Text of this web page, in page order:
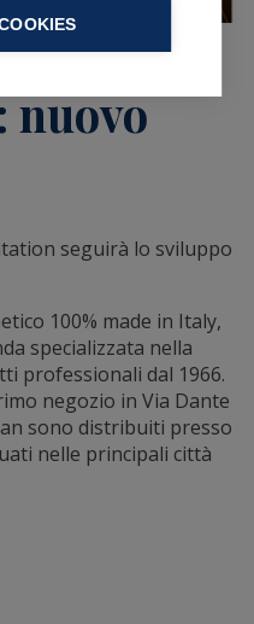
nuovo
seguirà lo sviluppo
100% made in Italy,
specializzata nella
professionali dal 1966.
negozio in Via Dante
sono distribuiti presso
nelle principali città